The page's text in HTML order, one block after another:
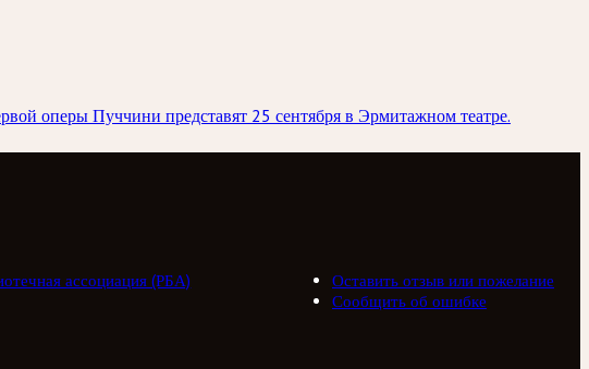
оперы Пуччини представят 25 сентября в Эрмитажном театре.
ассоциация (РБА)
Оставить отзыв или пожелание
Сообщить об ошибке